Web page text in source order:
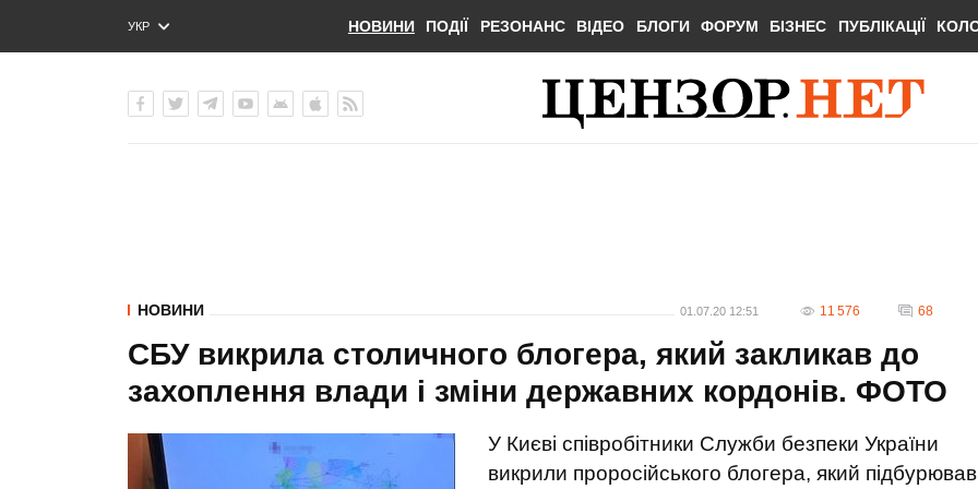
УКР
ENG
НОВИНИ ПОДІЇ РЕЗОНАНС ВІДЕО БЛОГИ ФОРУМ БІЗНЕС ПУБЛІКАЦІЇ
НОВИНИ 01.07.20 12:51 11 576 68
СБУ викрила столичного блогера, який закликав до
захоплення влади і зміни державних кордонів. ФОТО
У Києві співробітники Служби безпеки України
викрили проросійського блогера, який підбурював